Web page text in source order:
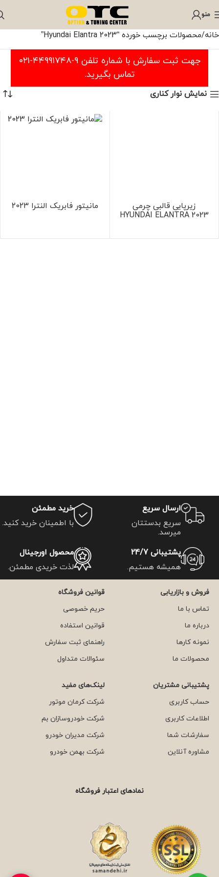
منو
خانه محصولات برچسب خورده “Hyundai Elantra 2023”
جهت ثبت سفارش با شماره تلفن ۹-۴۴۹۹۱۷۴۸-۰۲۱
تماس بگیرید.
نمایش نوار کناری
زیرپایی قالبی چرمی
HYUNDAI ELANTRA 2023
مانیتور فابریک النترا 2023
ارسال سریع
سریع بدستتان
میرسد.
خرید مطمئن
با اطمینان خرید کنید.
پشتیبانی 24/7
همیشه هستیم.
محصول اورجینال
لذت خریدی مطمئن.
فروش و بازاریابی
تماس با ما
درباره ما
نمونه کارها
محصولات ما
قوانین فروشگاه
حریم خصوصی
قوانین استفاده
راهنمای ثبت سفارش
سئوالات متداول
پشتیبانی مشتریان
حساب کاربری
اطلاعات کاربری
سفارشات شما
مشاوره آنلاین
لینک‌های مفید
شرکت کرمان موتور
شرکت خودروسازان بم
شرکت مدیران خودرو
شرکت بهمن خودرو
نمادهای اعتبار فروشگاه